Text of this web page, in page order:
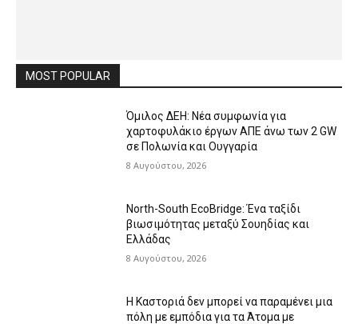
MOST POPULAR
Όμιλος ΔΕΗ: Νέα συμφωνία για
χαρτοφυλάκιο έργων ΑΠΕ άνω των 2 GW
σε Πολωνία και Ουγγαρία
8 Αυγούστου, 2026
North-South EcoBridge: Ένα ταξίδι
βιωσιμότητας μεταξύ Σουηδίας και
Ελλάδας
8 Αυγούστου, 2026
Η Καστοριά δεν μπορεί να παραμένει μια
πόλη με εμπόδια για τα Άτομα με